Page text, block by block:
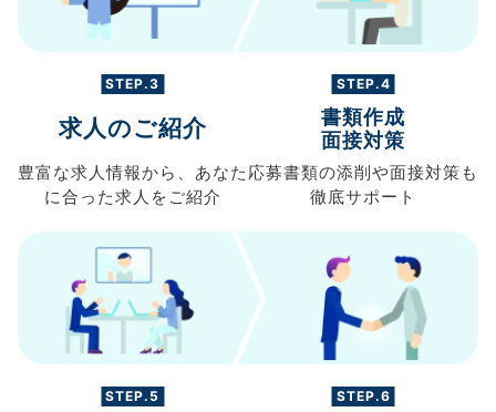
STEP.3
求人のご紹介
豊富な求人情報から、 あなた
に合った求人を ご紹介
STEP.4
書類作成
面接対策
応募書類の添削や面接対策も
徹底サポート
STEP.5 STEP.6